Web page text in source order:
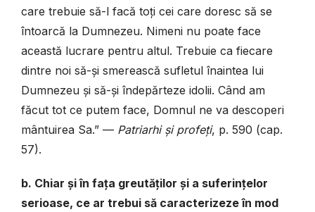
care trebuie să-l facă toți cei care doresc să se
întoarcă la Dumnezeu. Nimeni nu poate face
această lucrare pentru altul. Trebuie ca fiecare
dintre noi să-și smerească sufletul înaintea lui
Dumnezeu și să-și îndepărteze idolii. Când am
făcut tot ce putem face, Domnul ne va descoperi
mântuirea Sa.” — Patriarhi și profeți, p. 590 (cap.
57).
b. Chiar și în fața greutăților și a suferințelor
serioase, ce ar trebui să caracterizeze în mod